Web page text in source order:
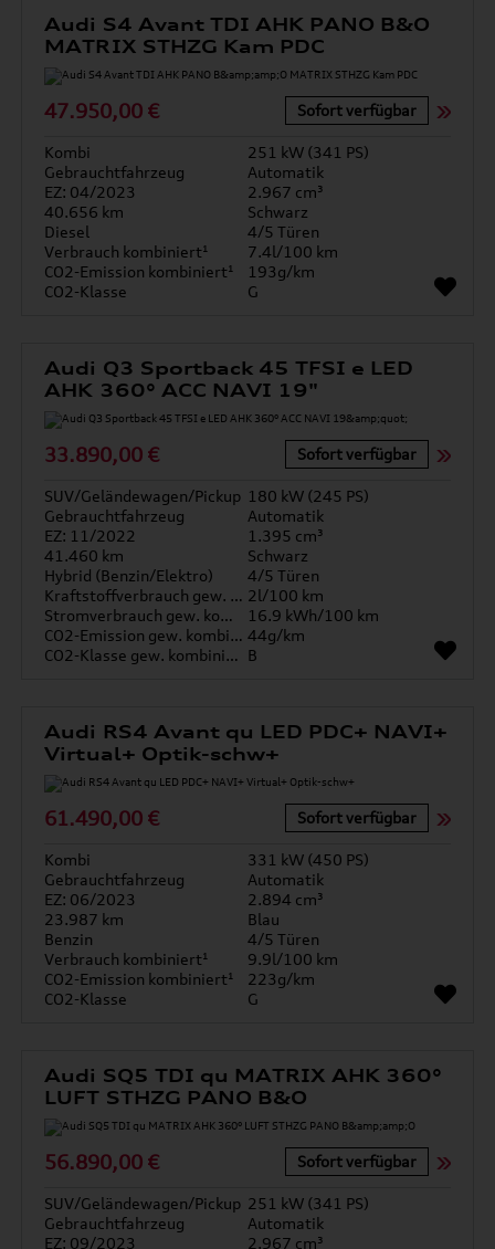
Audi S4 Avant TDI AHK PANO B&O
MATRIX STHZG Kam PDC
47.950,00 € Sofort verfügbar
Kombi
251 kW (341 PS)
Gebrauchtfahrzeug
Automatik
EZ: 04/2023
2.967 cm³
40.656 km
Schwarz
Diesel
4/5 Türen
Verbrauch kombiniert¹
7.4l/100 km
CO2-Emission kombiniert¹
193g/km
CO2-Klasse
G
Audi Q3 Sportback 45 TFSI e LED
AHK 360° ACC NAVI 19"
33.890,00 € Sofort verfügbar
SUV/Geländewagen/Pickup 180 kW (245 PS)
Gebrauchtfahrzeug
Automatik
EZ: 11/2022
1.395 cm³
41.460 km
Schwarz
Hybrid (Benzin/Elektro)
4/5 Türen
Kraftstoffverbrauch gew. kombiniert 2l/100 km
Stromverbrauch gew. kombiniert
16.9 kWh/100 km
CO2-Emission gew. kombiniert 44g/km
CO2-Klasse gew. kombiniert B
Audi RS4 Avant qu LED PDC+ NAVI+
Virtual+ Optik-schw+
61.490,00 € Sofort verfügbar
Kombi
331 kW (450 PS)
Gebrauchtfahrzeug
Automatik
EZ: 06/2023
2.894 cm³
23.987 km
Blau
Benzin
4/5 Türen
Verbrauch kombiniert¹
9.9l/100 km
CO2-Emission kombiniert¹
223g/km
CO2-Klasse
G
Audi SQ5 TDI qu MATRIX AHK 360°
LUFT STHZG PANO B&O
56.890,00 € Sofort verfügbar
SUV/Geländewagen/Pickup 251 kW (341 PS)
Gebrauchtfahrzeug
Automatik
EZ: 09/2023
2.967 cm³